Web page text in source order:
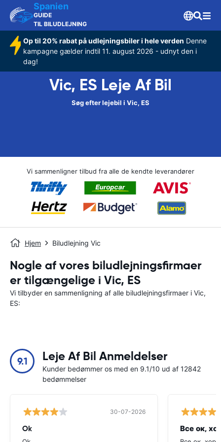
Spanien
GUIDE
TIL BILUDLEJNING
Op til 20% rabat på udlejningsbiler i hele verden Denne
kampagne gælder indtil 11. august 2026 - udnyt den i
dag!
Vic, ES Leje Af Bil
Søg efter lejebil i Vic, ES
Vi sammenligner tilbud fra alle de kendte leverandører
Hjem Biludlejning Vic
Nogle af vores biludlejningsfirmaer
er tilgængelige i Vic, ES
Vi tilbyder en sammenligning af alle biludlejningsfirmaer i Vic,
ES:
9.1 Leje Af Bil Anmeldelser
Kunder bedømmer os med en 9.1/10 ud af 12842
bedømmelser
30-07-2026
Ok Все ок,